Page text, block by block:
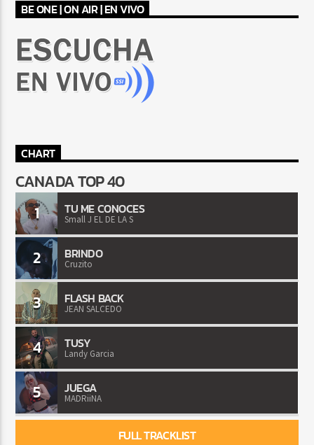
BE ONE | ON AIR | EN VIVO
CHART
CANADA TOP 40
1 TU ME CONOCES
Small J EL DE LA S
2 BRINDO
Cruzito
3 FLASH BACK
JEAN SALCEDO
4 TUSY
Landy Garcia
5 JUEGA
MADRiiNA
FULL TRACKLIST